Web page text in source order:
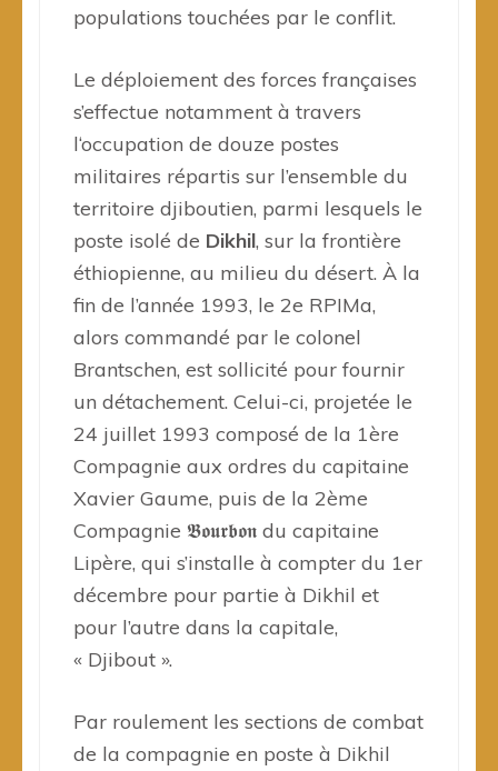
populations touchées par le conflit.
Le déploiement des forces françaises
s’effectue notamment à travers
l‘occupation de douze postes
militaires répartis sur l’ensemble du
territoire djiboutien, parmi lesquels le
poste isolé de Dikhil, sur la frontière
éthiopienne, au milieu du désert. À la
fin de l’année 1993, le 2e RPIMa,
alors commandé par le colonel
Brantschen, est sollicité pour fournir
un détachement. Celui-ci, projetée le
24 juillet 1993 composé de la 1ère
Compagnie aux ordres du capitaine
Xavier Gaume, puis de la 2ème
Compagnie 𝕭𝖔𝖚𝖗𝖇𝖔𝖓 du capitaine
Lipère, qui s’installe à compter du 1er
décembre pour partie à Dikhil et
pour l’autre dans la capitale,
« Djibout ».
Par roulement les sections de combat
de la compagnie en poste à Dikhil